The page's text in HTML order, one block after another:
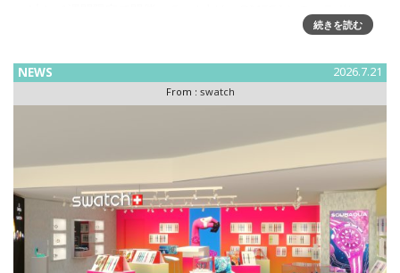
ションで誕生した「Bioceramic MoonSwatch」コレクション
続きを読む
NEWS 2026.7.21
From : swatch